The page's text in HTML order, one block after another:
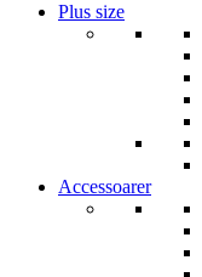
Plus size
Accessoarer